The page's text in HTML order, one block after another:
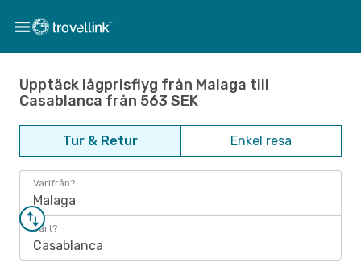
Upptäck lågprisflyg från Malaga till
Casablanca från 563 SEK
Tur & Retur Enkel resa
Varifrån?
Malaga
Vart?
Casablanca